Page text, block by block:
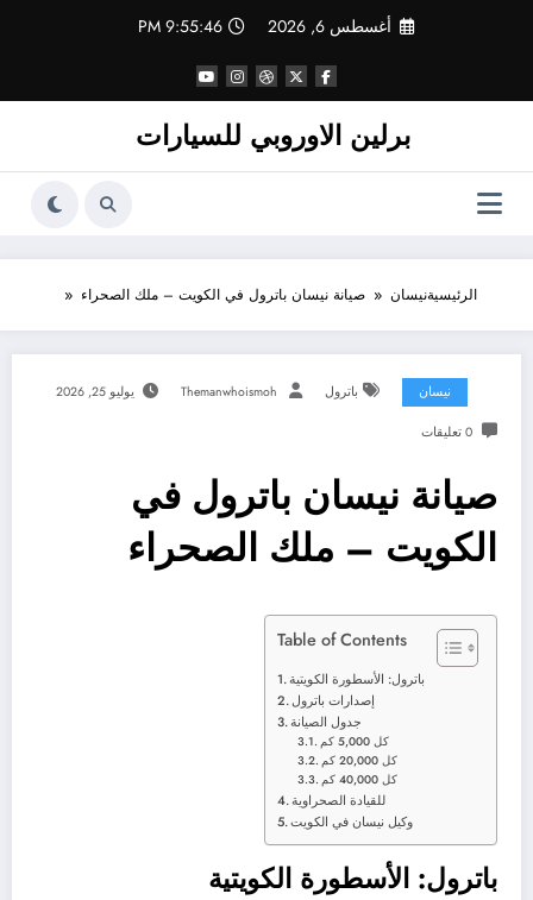
أغسطس 6, 2026 9:55:47 PM
برلين الاوروبي للسيارات
الرئيسيةنيسان صيانة نيسان باترول في الكويت – ملك الصحراء
نيسان باترول Themanwhoismoh يوليو 25, 2026
0 تعليقات
صيانة نيسان باترول في
الكويت – ملك الصحراء
Table of Contents
باترول: الأسطورة الكويتية
إصدارات باترول
جدول الصيانة
كل 5,000 كم
كل 20,000 كم
كل 40,000 كم
للقيادة الصحراوية
وكيل نيسان في الكويت
باترول: الأسطورة الكويتية